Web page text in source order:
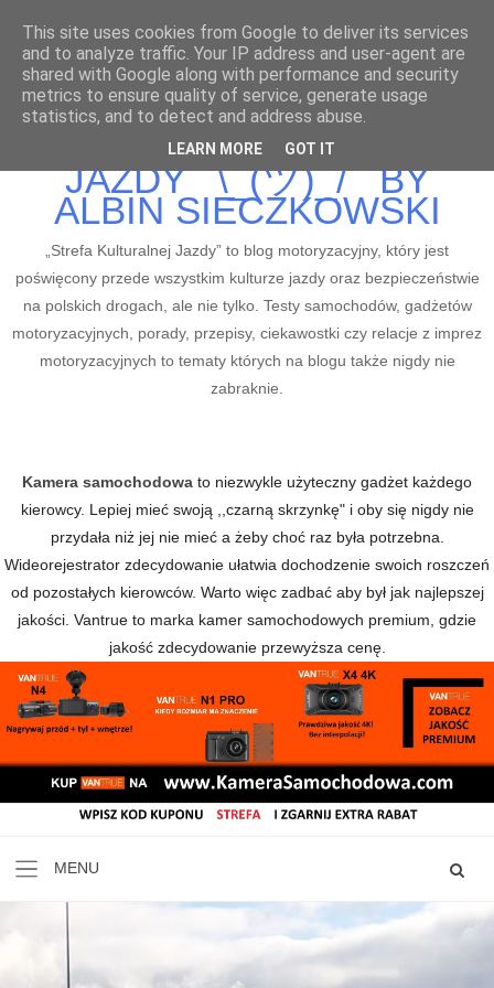
BLOG MOTORYZACYJNY
STREFA KULTURALNEJ
JAZDY ¯\_(ツ)_/¯ BY
ALBIN SIECZKOWSKI
„Strefa Kulturalnej Jazdy” to blog motoryzacyjny, który jest
poświęcony przede wszystkim kulturze jazdy oraz bezpieczeństwie
na polskich drogach, ale nie tylko. Testy samochodów, gadżetów
motoryzacyjnych, porady, przepisy, ciekawostki czy relacje z imprez
motoryzacyjnych to tematy których na blogu także nigdy nie
zabraknie.
Kamera samochodowa to niezwykle użyteczny gadżet każdego
kierowcy. Lepiej mieć swoją ,,czarną skrzynkę" i oby się nigdy nie
przydała niż jej nie mieć a żeby choć raz była potrzebna.
Wideorejestrator zdecydowanie ułatwia dochodzenie swoich roszczeń
od pozostałych kierowców. Warto więc zadbać aby był jak najlepszej
jakości. Vantrue to marka kamer samochodowych premium, gdzie
jakość zdecydowanie przewyższa cenę.
This site uses cookies from Google to deliver its services
and to analyze traffic. Your IP address and user-agent are
shared with Google along with performance and security
metrics to ensure quality of service, generate usage
statistics, and to detect and address abuse.
LEARN MORE GOT IT